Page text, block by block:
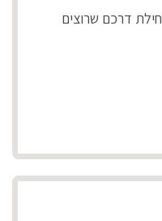
דרכם שרוצים